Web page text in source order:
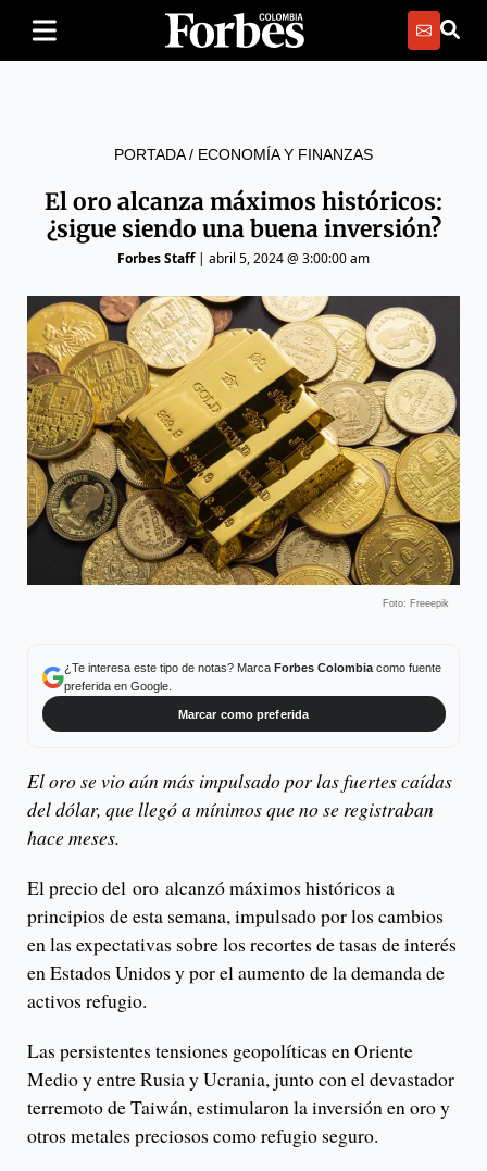
PORTADA/ ECONOMÍA Y FINANZAS
El oro alcanza máximos históricos:
¿sigue siendo una buena inversión?
Forbes Staff| abril 5, 2024 @ 3:00:00 am
Foto: Freeepik
¿Te interesa este tipo de notas? Marca Forbes Colombiacomo fuente
preferida en Google.
Marcar como preferida
El oro se vio aún más impulsado por las fuertes caídas
del dólar, que llegó a mínimos que no se registraban
hace meses.
El precio del oro alcanzó máximos históricos a
principios de esta semana, impulsado por los cambios
en las expectativas sobre los recortes de tasas de interés
en Estados Unidos y por el aumento de la demanda de
activos refugio.
Las persistentes tensiones geopolíticas en Oriente
Medio y entre Rusia y Ucrania, junto con el devastador
terremoto de Taiwán, estimularon la inversión en oro y
otros metales preciosos como refugio seguro.